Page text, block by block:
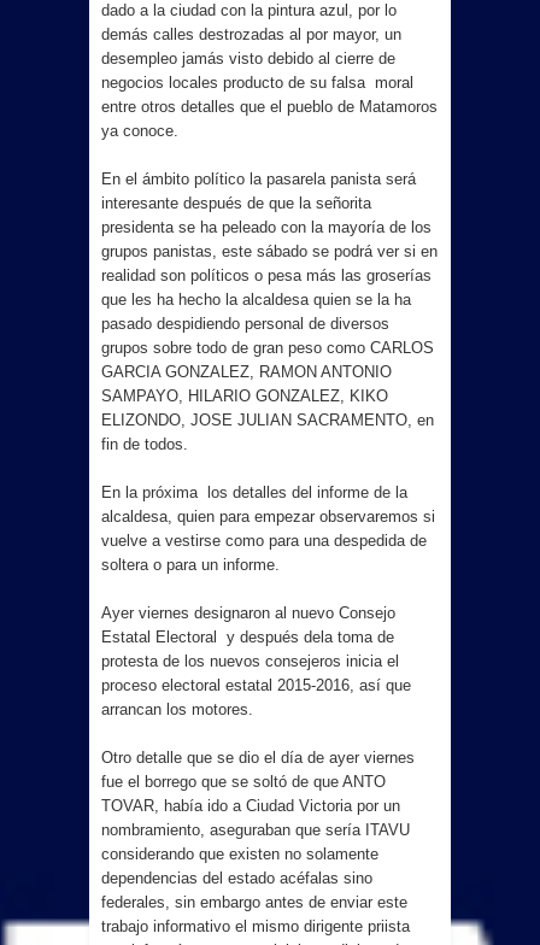
dado a la ciudad con la pintura azul, por lo
demás calles destrozadas al por mayor, un
desempleo jamás visto debido al cierre de
negocios locales producto de su falsa moral
entre otros detalles que el pueblo de Matamoros
ya conoce.
En el ámbito político la pasarela panista será
interesante después de que la señorita
presidenta se ha peleado con la mayoría de los
grupos panistas, este sábado se podrá ver si en
realidad son políticos o pesa más las groserías
que les ha hecho la alcaldesa quien se la ha
pasado despidiendo personal de diversos
grupos sobre todo de gran peso como CARLOS
GARCIA GONZALEZ, RAMON ANTONIO
SAMPAYO, HILARIO GONZALEZ, KIKO
ELIZONDO, JOSE JULIAN SACRAMENTO, en
fin de todos.
En la próxima los detalles del informe de la
alcaldesa, quien para empezar observaremos si
vuelve a vestirse como para una despedida de
soltera o para un informe.
Ayer viernes designaron al nuevo Consejo
Estatal Electoral y después dela toma de
protesta de los nuevos consejeros inicia el
proceso electoral estatal 2015-2016, así que
arrancan los motores.
Otro detalle que se dio el día de ayer viernes
fue el borrego que se soltó de que ANTO
TOVAR, había ido a Ciudad Victoria por un
nombramiento, aseguraban que sería ITAVU
considerando que existen no solamente
dependencias del estado acéfalas sino
federales, sin embargo antes de enviar este
trabajo informativo el mismo dirigente priista